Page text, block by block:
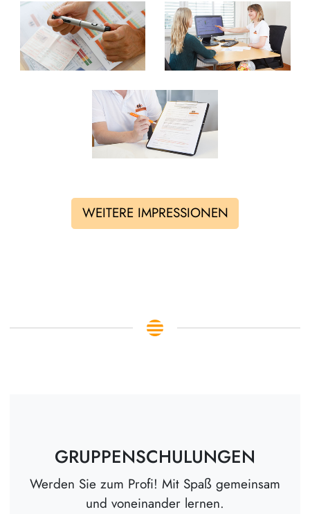
WEITERE IMPRESSIONEN
GRUPPENSCHULUNGEN
Werden Sie zum Profi! Mit Spaß gemeinsam
und voneinander lernen.